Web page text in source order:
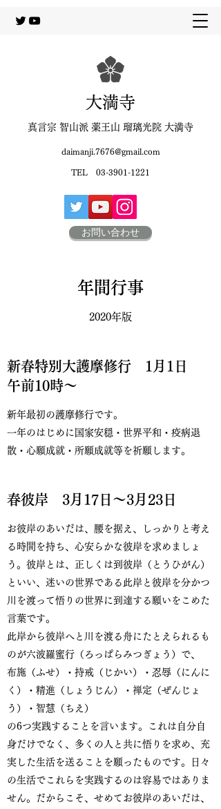
大満寺
真言宗 智山派 薬王山 瑠璃光院 大満寺
daimanji.7676@gmail.com
TEL 03-3901-1221
お問い合わせ
年間行事
2020年版
新春特別大護摩修行 1月1日
午前10時〜
新年最初の護摩修行です。
一年のはじめに国家安穏・世界平和・疫病退
散・心願成就・所願成就等を祈願します。
春彼岸 3月17日〜3月23日
お彼岸のあいだは、腰を据え、しっかりと考え
る時間を持ち、心安らかな彼岸を求めましょ
う。彼岸とは、正しくは到彼岸（とうひがん）
といい、迷いの世界である此岸と彼岸を分かつ
川を渡って悟りの世界に到達する願いをこめた
言葉です。
此岸から彼岸へと川を渡る舟にたとえられるも
のが六波羅蜜行（ろっぱらみつぎょう）で、
布施（ふせ）・持戒（じかい）・忍辱（にんに
く）・精進（しょうじん）・禅定（ぜんじょ
う）・智慧（ちえ）
の6つ実践することを言います。これは自分自
身だけでなく、多くの人と共に悟りを求め、充
実した生活を送ることを願ったものです。日々
の生活でこれらを実践するのは容易ではありま
せん。だからこそ、せめてお彼岸のあいだは、